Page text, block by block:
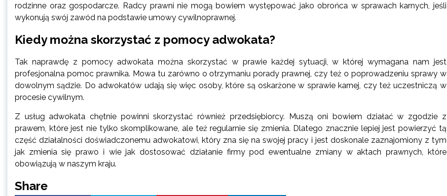
rodzinne oraz gospodarcze. Radcy prawni nie mogą bowiem występować jako obrońca w sprawach karnych, jeśli
wykonują swój zawód na podstawie umowy cywilnoprawnej.
Kiedy można skorzystać z pomocy adwokata?
Tak naprawdę z pomocy adwokata można skorzystać w prawie każdej sytuacji, w której wymagana nam jest
profesjonalna pomoc prawnika. Mowa tu zarówno o otrzymaniu porady prawnej, czy też o poprowadzeniu sprawy w
dowolnym sądzie. Do adwokatów udają się więc osoby, które są oskarżone w sprawie karnej, czy też uczestniczą w
procesie cywilnym.
Z usług adwokata chętnie powinni skorzystać również przedsiębiorcy. Muszą oni bowiem działać w zgodzie z
prawem, które jest nie tylko skomplikowane, ale też regularnie się zmienia. Dlatego znacznie lepiej jest powierzyć tą
część działalności doświadczonemu adwokatowi, który zna się na swojej pracy i jest doskonale zaznajomiony z tym
jak zmienia się prawo i wie jak dostosować działanie firmy pod ewentualne zmiany w aktach prawnych, które
obowiązują w naszym kraju.
Share